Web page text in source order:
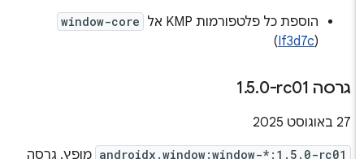
הוספת כל פלטפורמות KMP אל
window-core
If3d7c
)
גרסה ‎1 .5.0-rc01
‫27 באוגוסט 2025
androidx.window:window-*:1.5.0-rc01 מופץ. גרסה